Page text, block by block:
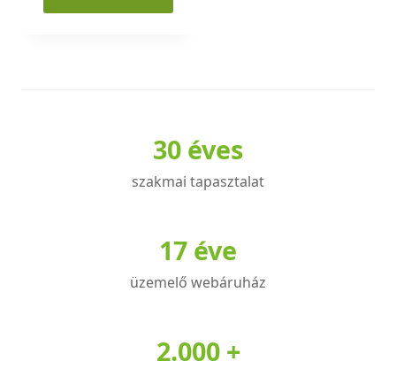
30 éves
szakmai tapasztalat
17 éve
üzemelő webáruház
2.000 +